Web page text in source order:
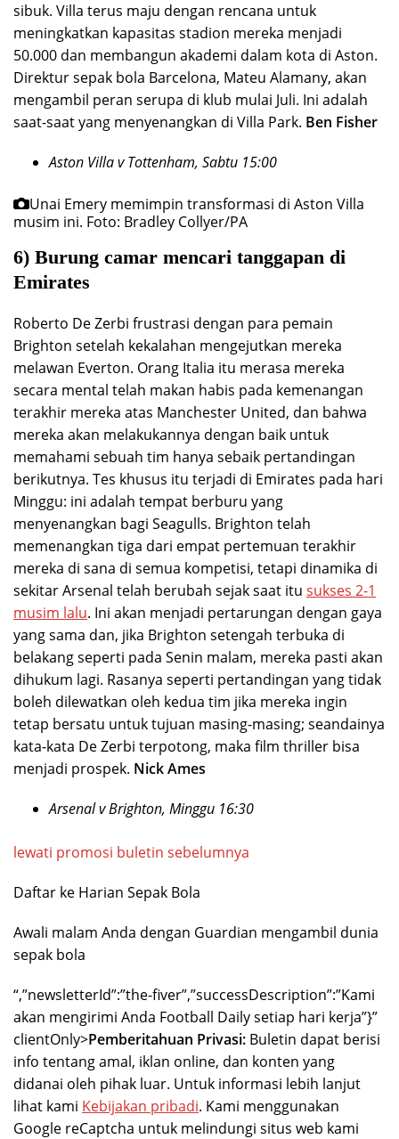
sibuk. Villa terus maju dengan rencana untuk
meningkatkan kapasitas stadion mereka menjadi
50.000 dan membangun akademi dalam kota di Aston.
Direktur sepak bola Barcelona, ​​Mateu Alamany, akan
mengambil peran serupa di klub mulai Juli. Ini adalah
saat-saat yang menyenangkan di Villa Park. Ben Fisher
Aston Villa v Tottenham, Sabtu 15:00
Unai Emery memimpin transformasi di Aston Villa
musim ini. Foto: Bradley Collyer/PA
6) Burung camar mencari tanggapan di
Emirates
Roberto De Zerbi frustrasi dengan para pemain
Brighton setelah kekalahan mengejutkan mereka
melawan Everton. Orang Italia itu merasa mereka
secara mental telah makan habis pada kemenangan
terakhir mereka atas Manchester United, dan bahwa
mereka akan melakukannya dengan baik untuk
memahami sebuah tim hanya sebaik pertandingan
berikutnya. Tes khusus itu terjadi di Emirates pada hari
Minggu: ini adalah tempat berburu yang
menyenangkan bagi Seagulls. Brighton telah
memenangkan tiga dari empat pertemuan terakhir
mereka di sana di semua kompetisi, tetapi dinamika di
sekitar Arsenal telah berubah sejak saat itu sukses 2-1
musim lalu. Ini akan menjadi pertarungan dengan gaya
yang sama dan, jika Brighton setengah terbuka di
belakang seperti pada Senin malam, mereka pasti akan
dihukum lagi. Rasanya seperti pertandingan yang tidak
boleh dilewatkan oleh kedua tim jika mereka ingin
tetap bersatu untuk tujuan masing-masing; seandainya
kata-kata De Zerbi terpotong, maka film thriller bisa
menjadi prospek. Nick Ames
Arsenal v Brighton, Minggu 16:30
lewati promosi buletin sebelumnya
Daftar ke Harian Sepak Bola
Awali malam Anda dengan Guardian mengambil dunia
sepak bola
“,”newsletterId”:”the-fiver”,”successDescription”:”Kami
akan mengirimi Anda Football Daily setiap hari kerja”}”
clientOnly>Pemberitahuan Privasi: Buletin dapat berisi
info tentang amal, iklan online, dan konten yang
didanai oleh pihak luar. Untuk informasi lebih lanjut
lihat kami Kebijakan pribadi. Kami menggunakan
Google reCaptcha untuk melindungi situs web kami